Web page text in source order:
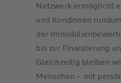
Netzwerk ermöglicht
und Kundinnen
der
bis zur Finanzierung
Gleichzeitig bleiben
Menschen – mit